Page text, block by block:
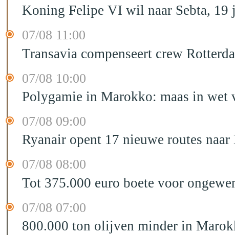
Koning Felipe VI wil naar Sebta, 19
07/08 11:00
Transavia compenseert crew
07/08 10:00
Polygamie in Marokko: maas in wet
07/08 09:00
Ryanair opent 17 nieuwe routes
07/08 08:00
Tot 375.000 euro boete voor
07/08 07:00
800.000 ton olijven minder in